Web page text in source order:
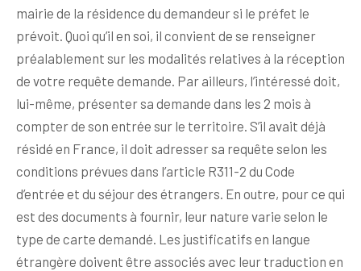
mairie de la résidence du demandeur si le préfet le
prévoit. Quoi qu’il en soi, il convient de se renseigner
préalablement sur les modalités relatives à la réception
de votre requête demande. Par ailleurs, l’intéressé doit,
lui-même, présenter sa demande dans les 2 mois à
compter de son entrée sur le territoire. S’il avait déjà
résidé en France, il doit adresser sa requête selon les
conditions prévues dans l’article R311-2 du Code
d’entrée et du séjour des étrangers. En outre, pour ce qui
est des documents à fournir, leur nature varie selon le
type de carte demandé. Les justificatifs en langue
étrangère doivent être associés avec leur traduction en